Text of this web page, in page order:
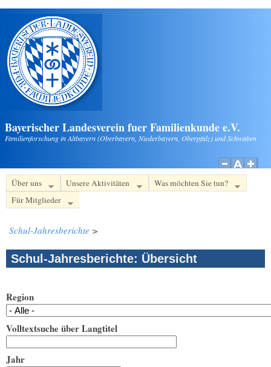
Direkt zum Inhalt
Bayerischer Landesverein fuer Familienkunde e.V.
Familienforschung in Altbayern (Oberbayern, Niederbayern, Oberpfalz) und Schwaben
Über uns Unsere Aktivitäten
Was möchten Sie tun?
Für Mitglieder
Schul-Jahresberichte >
Schul-Jahresberichte: Übersicht
Region
Volltextsuche über Langtitel
Jahr